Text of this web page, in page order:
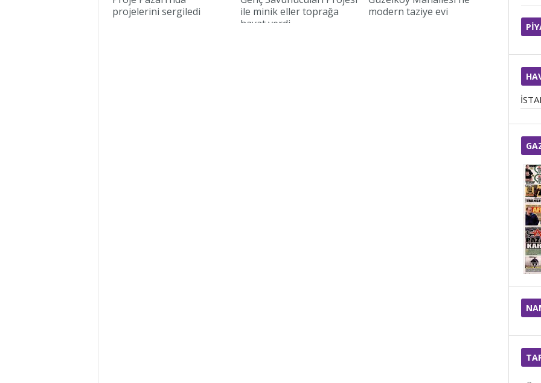
projelerini sergiledi
ile minik eller toprağa
hayat verdi
modern taziye evi